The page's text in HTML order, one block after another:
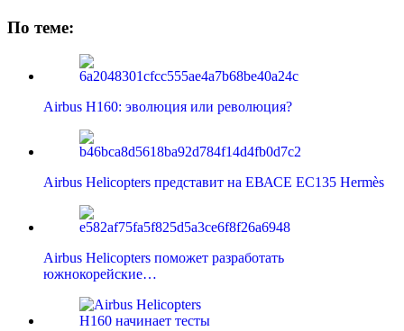
По теме:
Airbus H160: эволюция или революция?
Airbus Helicopters представит на ЕВАСЕ EC135 Hermès
Airbus Helicopters поможет разработать
южнокорейские…